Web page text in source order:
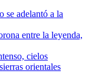
se adelantó a la
entre la leyenda,
cielos
orientales